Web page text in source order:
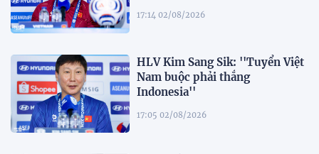
17:14 02/08/2026
HLV Kim Sang Sik: ''Tuyển Việt
Nam buộc phải thắng
Indonesia''
17:05 02/08/2026